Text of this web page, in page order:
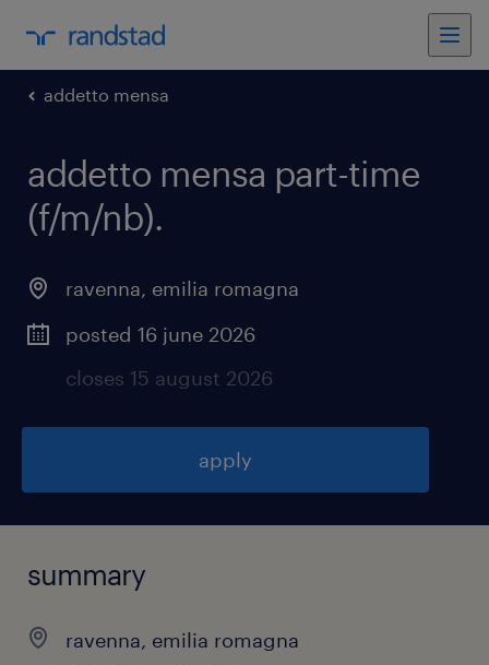
addetto mensa
addetto mensa part-time
(f/m/nb).
ravenna, emilia romagna
posted 16 june 2026
closes 15 august 2026
apply
summary
ravenna, emilia romagna